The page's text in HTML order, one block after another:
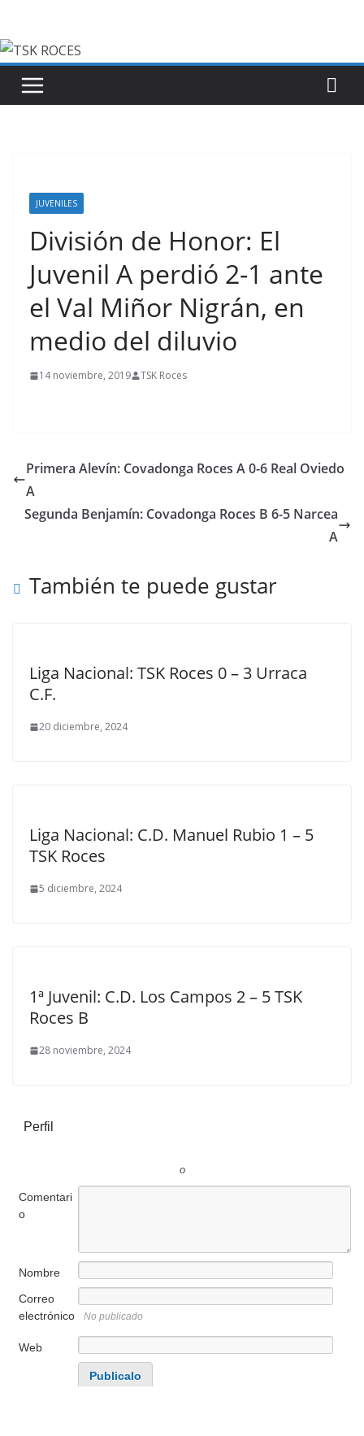
contenido
JUVENILES
División de Honor: El
Juvenil A perdió 2-1 ante
el Val Miñor Nigrán, en
medio del diluvio
14 noviembre, 2019 TSK Roces
Primera Alevín: Covadonga Roces A 0-6 Real Oviedo
A
Segunda Benjamín: Covadonga Roces B 6-5 Narcea
A
También te puede gustar
Liga Nacional: TSK Roces 0 – 3 Urraca
C.F.
20 diciembre, 2024
Liga Nacional: C.D. Manuel Rubio 1 – 5
TSK Roces
5 diciembre, 2024
1ª Juvenil: C.D. Los Campos 2 – 5 TSK
Roces B
28 noviembre, 2024
Perfil
o
Comentari
o
Nombre
Correo
electrónico
No publicado
Web